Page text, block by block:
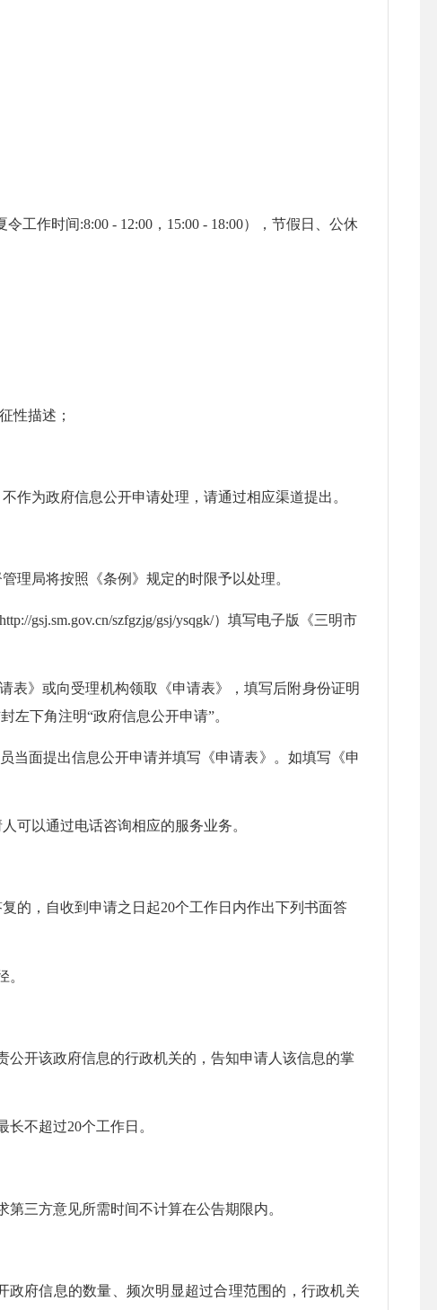
工作时间:8:00 - 12:00，15:00 - 18:00），节假日、公休
性描述；
为政府信息公开申请处理，请通过相应渠道提出。
局将按照《条例》规定的时限予以处理。
gsj.sm.gov.cn/szfgzjg/gsj/ysqgk/）填写电子版《三明市
》或向受理机构领取《申请表》，填写后附身份证明
左下角注明“政府信息公开申请”。
面提出信息公开申请并填写《申请表》。如填写《申
以通过电话咨询相应的服务业务。
，自收到申请之日起20个工作日内作出下列书面答
开该政府信息的行政机关的，告知申请人该信息的掌
不超过20个工作日。
第三方意见所需时间不计算在公告期限内。
府信息的数量、频次明显超过合理范围的，行政机关